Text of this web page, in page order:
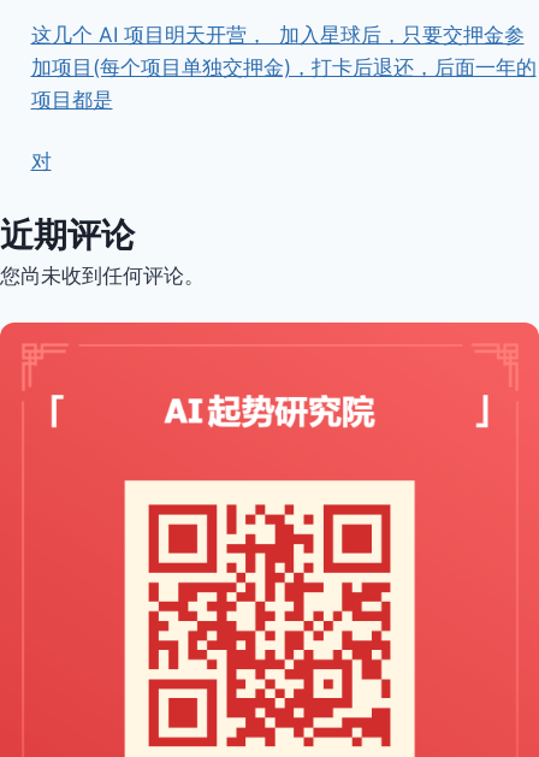
这几个 AI 项目明天开营， ​ ​加入星球后，只要交押金参
加项目(每个项目单独交押金)，打卡后退还，后面一年的
项目都是
对
近期评论
您尚未收到任何评论。